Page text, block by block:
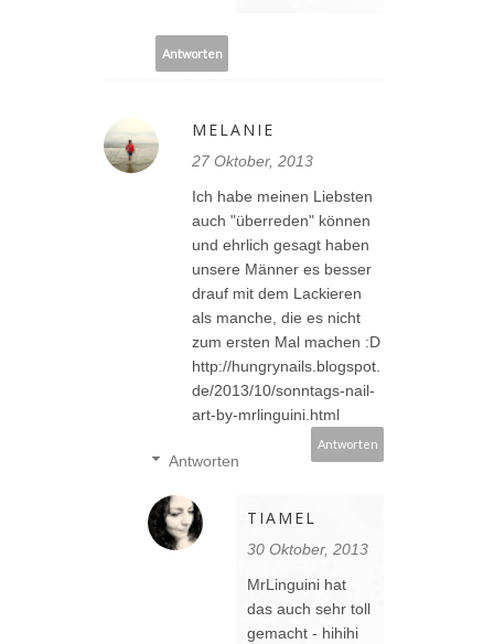
Antworten
MELANIE
27 Oktober, 2013
Ich habe meinen Liebsten
auch "überreden" können
und ehrlich gesagt haben
unsere Männer es besser
drauf mit dem Lackieren
als manche, die es nicht
zum ersten Mal machen :D
http://hungrynails.blogspot.
de/2013/10/sonntags-nail-
art-by-mrlinguini.html
Antworten
Antworten
TIAMEL
30 Oktober, 2013
MrLinguini hat
das auch sehr toll
gemacht - hihihi